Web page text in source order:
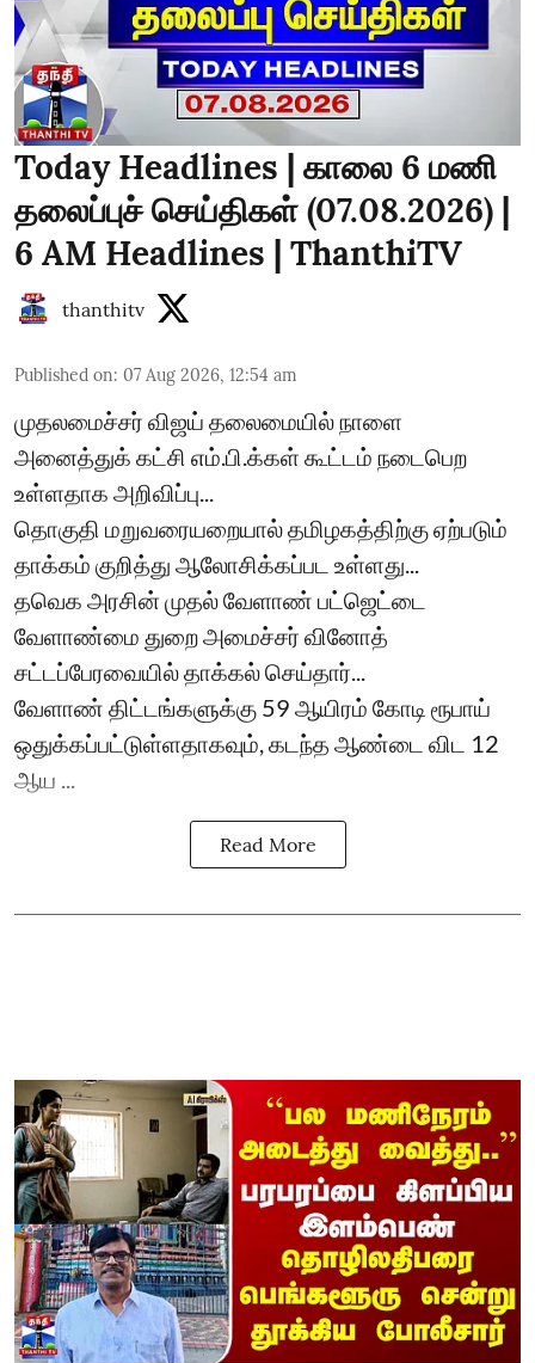
Today Headlines | காலை 6 மணி
தலைப்புச் செய்திகள் (07.08.2026) |
6 AM Headlines | ThanthiTV
thanthitv
Published on: 07 Aug 2026, 12:54 am
முதலமைச்சர் விஜய் தலைமையில் நாளை
அனைத்துக் கட்சி எம்.பி.க்கள் கூட்டம் நடைபெற
உள்ளதாக அறிவிப்பு...
தொகுதி மறுவரையறையால் தமிழகத்திற்கு ஏற்படும்
தாக்கம் குறித்து ஆலோசிக்கப்பட உள்ளது...
தவெக அரசின் முதல் வேளாண் பட்ஜெட்டை
வேளாண்மை துறை அமைச்சர் வினோத்
சட்டப்பேரவையில் தாக்கல் செய்தார்...
வேளாண் திட்டங்களுக்கு 59 ஆயிரம் கோடி ரூபாய்
ஒதுக்கப்பட்டுள்ளதாகவும், கடந்த ஆண்டை விட 12
ஆய ...
Read More